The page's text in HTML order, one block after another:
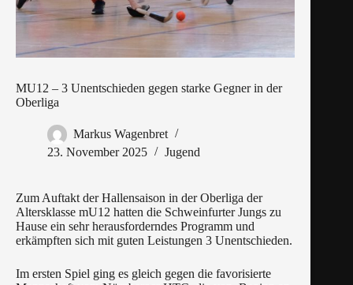
MU12 – 3 Unentschieden gegen starke Gegner in der
Oberliga
Markus Wagenbret
23. November 2025
Jugend
Zum Auftakt der Hallensaison in der Oberliga der
Altersklasse mU12 hatten die Schweinfurter Jungs zu
Hause ein sehr herausforderndes Programm und
erkämpften sich mit guten Leistungen 3 Unentschieden.
Im ersten Spiel ging es gleich gegen die favorisierte